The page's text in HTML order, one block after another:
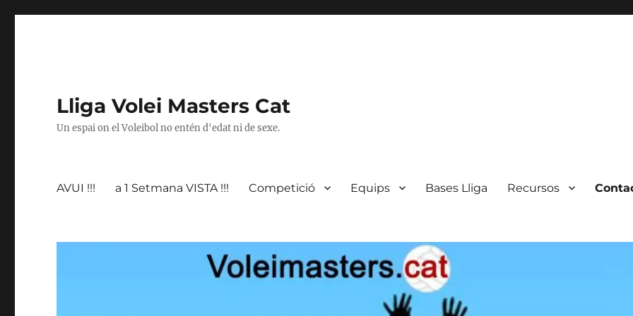
Lliga Volei Masters Cat
Un espai on el Voleibol no entén d'edat ni de sexe.
AVUI !!! a 1 Setmana VISTA !!! Competició Equips Bases Lliga Recursos